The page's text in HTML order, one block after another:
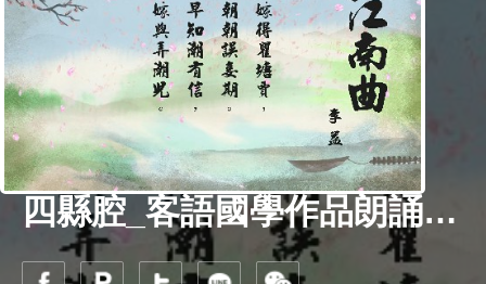
四縣腔_客語國學作品朗誦教材60-李益-江南曲